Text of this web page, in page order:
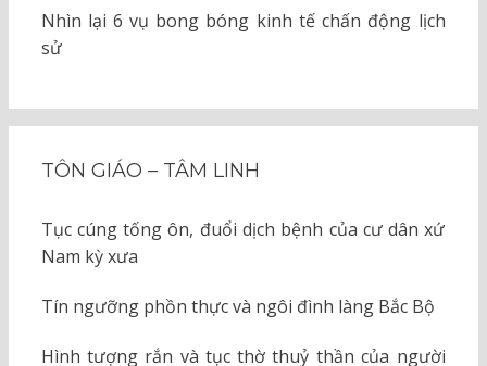
Nhìn lại 6 vụ bong bóng kinh tế chấn động lịch
sử
TÔN GIÁO – TÂM LINH
Tục cúng tống ôn, đuổi dịch bệnh của cư dân xứ
Nam kỳ xưa
Tín ngưỡng phồn thực và ngôi đình làng Bắc Bộ
Hình tượng rắn và tục thờ thuỷ thần của người